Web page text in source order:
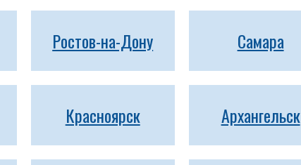
Ростов-на-Дону Самара
Красноярск Архангельск